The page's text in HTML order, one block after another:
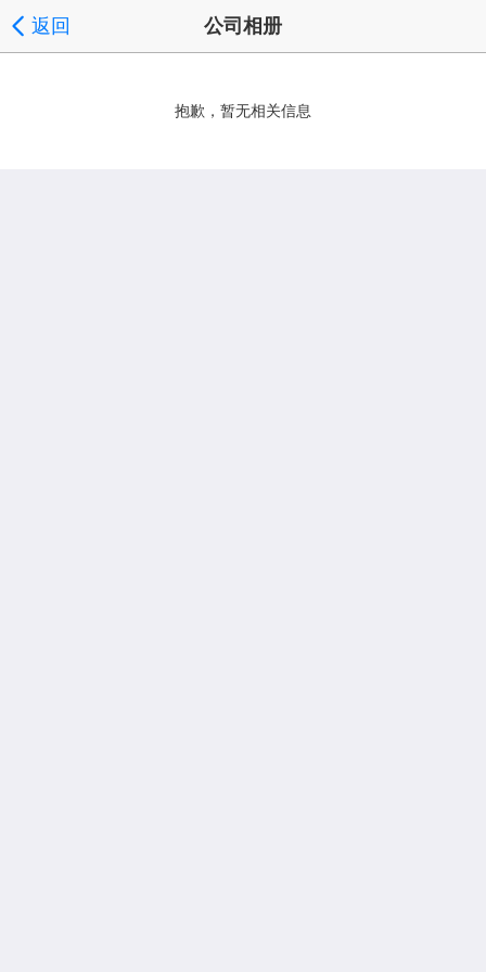
返回 公司相册
抱歉，暂无相关信息